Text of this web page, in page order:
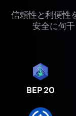
信頼性と利便性
安全に何
BEP 20